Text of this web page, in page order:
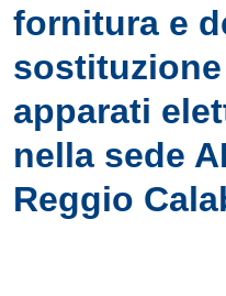
fornitura e
apparati
nella sede
Reggio